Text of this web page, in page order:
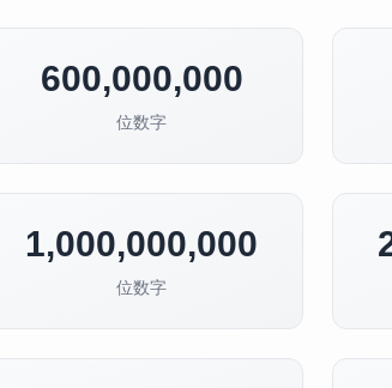
600,000,000
位数字
1,000,000,000
位数字